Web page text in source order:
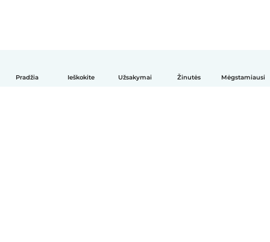
Pradžia Ieškokite Užsakymai Žinutės Mėgstamiausi